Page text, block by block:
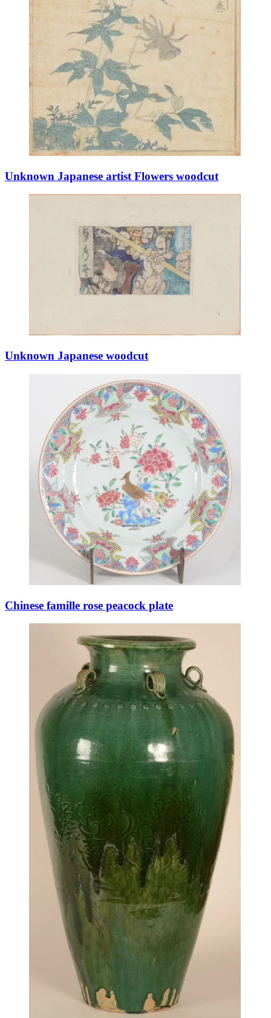
Unknown Japanese artist Flowers woodcut
Unknown Japanese woodcut
Chinese famille rose peacock plate